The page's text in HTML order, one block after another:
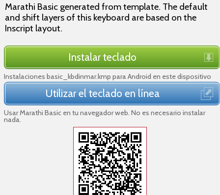
Marathi Basic generated from template. The default
and shift layers of this keyboard are based on the
Inscript layout.
Instalar teclado
Instalaciones basic_kbdinmar.kmp para Android en este dispositivo
Utilizar el teclado en línea
Usar Marathi Basic en tu navegador web. No es necesario instalar
nada.